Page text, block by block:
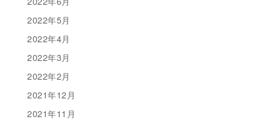
2022年5月
2022年4月
2022年3月
2022年2月
2021年12月
2021年11月